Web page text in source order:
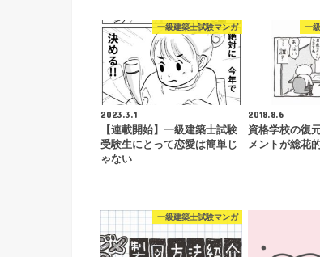
一級建築士試験マンガ
2023.3.1
【連載開始】一級建築士試験
受験生にとって恋愛は簡単じ
ゃない
一
2018.8.6
資格学校の復
メントが総花
一級建築士試験マンガ